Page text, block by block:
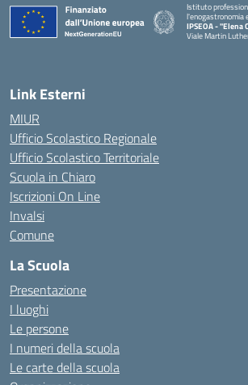
Istituto
l'enogastronomia
IPSEOA - ''Elena
Viale Martin
— Visita la pagina
Link Esterni
MIUR
Ufficio Scolastico Regionale
Ufficio Scolastico Territoriale
Scuola in Chiaro
Iscrizioni On Line
Invalsi
Comune
La Scuola
Presentazione
I luoghi
Le persone
I numeri della scuola
Le carte della scuola